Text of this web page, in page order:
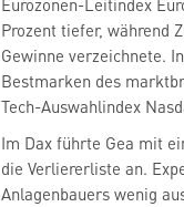
Eurozonen-Leitindex
Prozent tiefer, während
Gewinne verzeichnete.
Bestmarken des
Tech-Auswahlindex
Im Dax führte Gea mit
die Verliererliste an.
Anlagenbauers wenig